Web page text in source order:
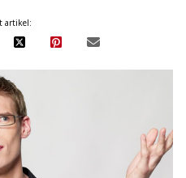
artikel: